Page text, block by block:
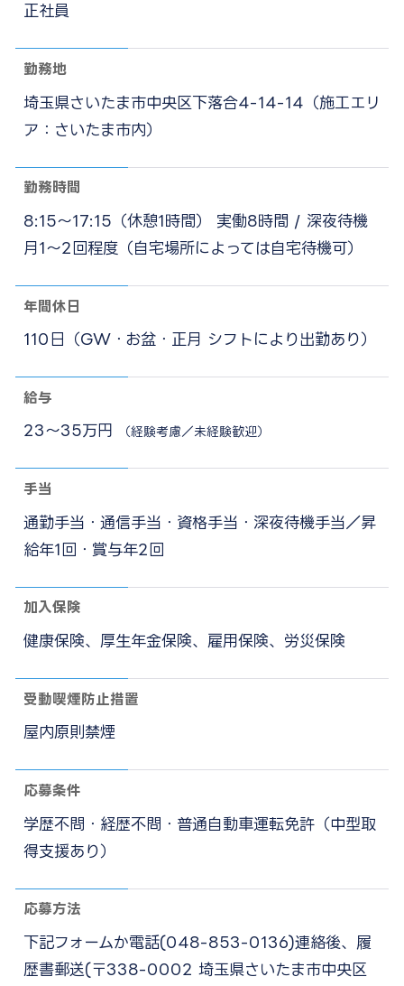
正社員
勤務地
埼玉県さいたま市中央区下落合4-14-14（施工エリ
ア：さいたま市内）
勤務時間
8:15〜17:15（休憩1時間） 実働8時間 / 深夜待機
月1〜2回程度（自宅場所によっては自宅待機可）
年間休日
110日（GW・お盆・正月 シフトにより出勤あり）
給与
23～35万円 （経験考慮／未経験歓迎）
手当
通勤手当・通信手当・資格手当・深夜待機手当／昇
給年1回・賞与年2回
加入保険
健康保険、厚生年金保険、雇用保険、労災保険
受動喫煙防止措置
屋内原則禁煙
応募条件
学歴不問・経歴不問・普通自動車運転免許（中型取
得支援あり）
応募方法
下記フォームか電話(048-853-0136)連絡後、 履
歴書郵送(〒338-0002 埼玉県さいたま市中央区